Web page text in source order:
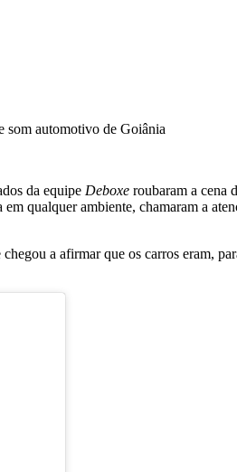
da equipe Deboxe roubaram a cena
qualquer ambiente, chamaram a
a afirmar que os carros eram,